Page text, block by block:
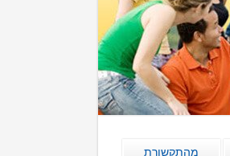
מהתקשורת